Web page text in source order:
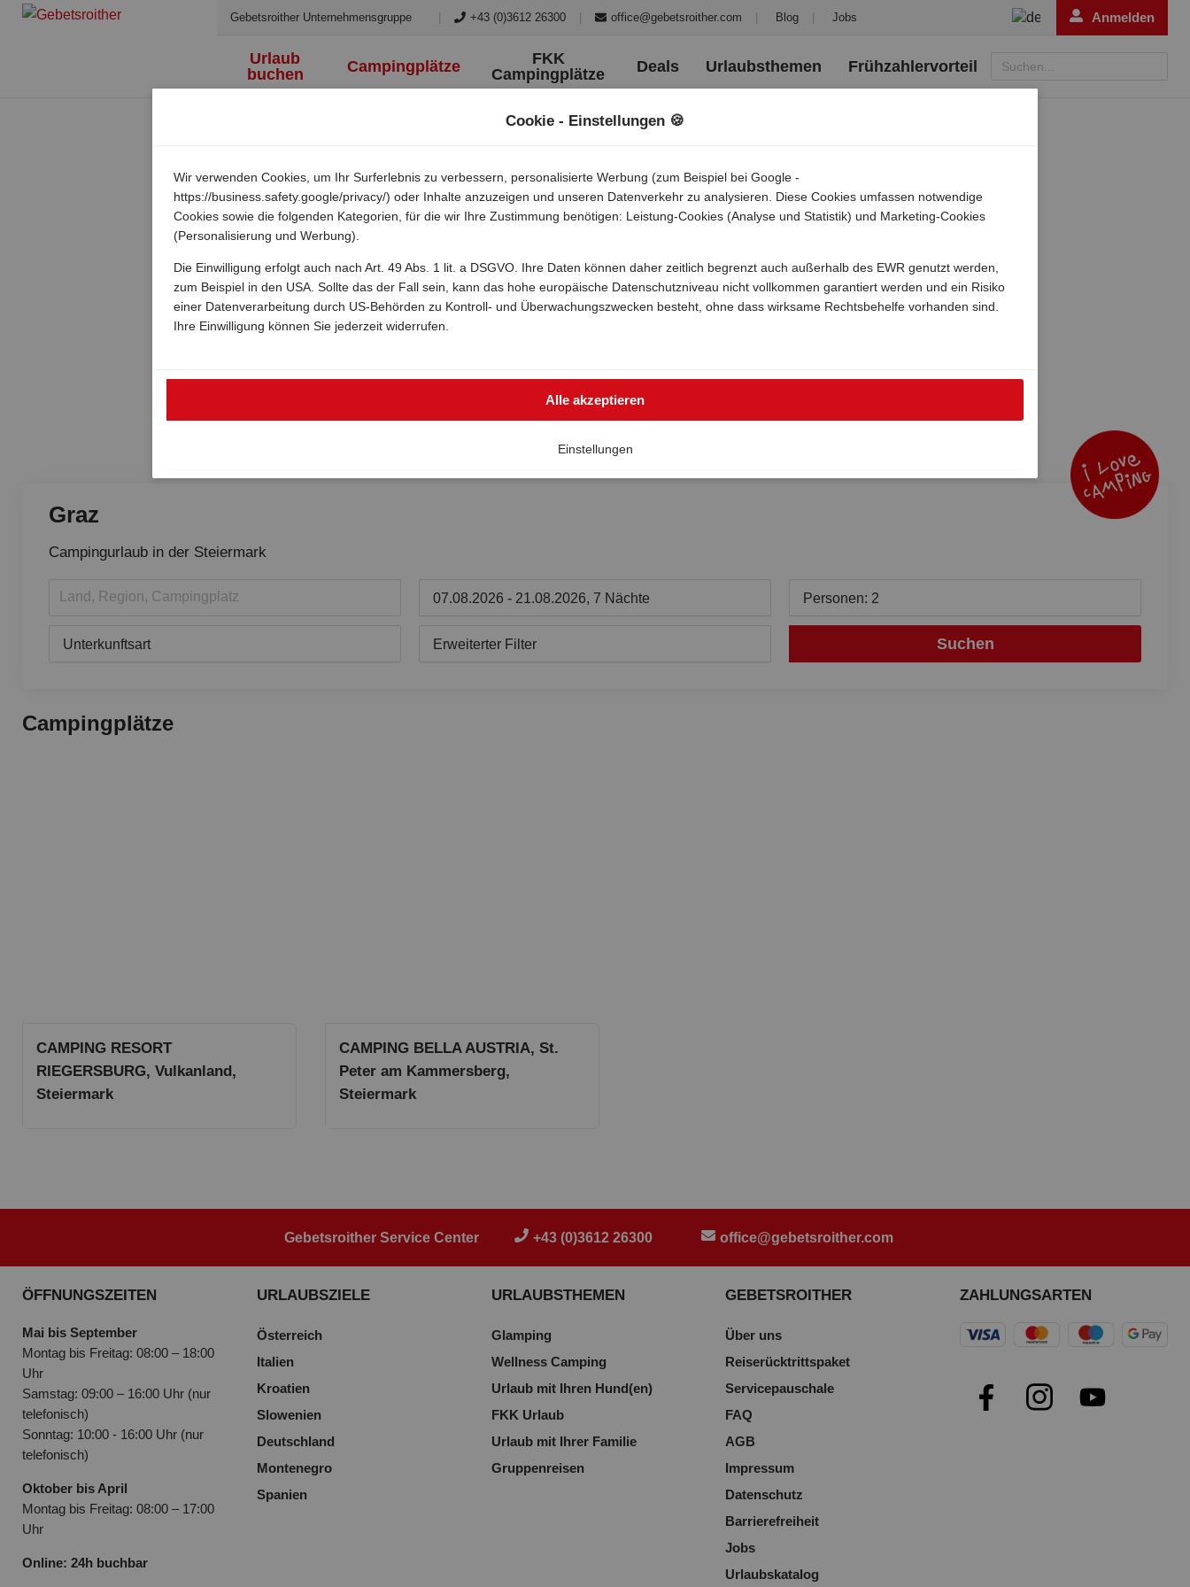
Gebetsroither Unternehmensgruppe | +43 (0)3612 26300 | office@gebetsroither.com | Blog | Jobs Anmelden
Urlaub
buchen
Campingplätze
FKK
Campingplätze
Deals Urlaubsthemen Frühzahlervorteil Suchen...
Graz
Campingurlaub in der Steiermark
Land, Region, Campingplatz 07.08.2026 - 21.08.2026, 7 Nächte Personen: 2
Unterkunftsart Erweiterter Filter Suchen
Campingplätze
CAMPING RESORT
RIEGERSBURG, Vulkanland,
Steiermark
CAMPING BELLA AUSTRIA, St.
Peter am Kammersberg,
Steiermark
Gebetsroither Service Center +43 (0)3612 26300 office@gebetsroither.com
ÖFFNUNGSZEITEN
Mai bis September
Montag bis Freitag: 08:00 – 18:00
Uhr
Samstag: 09:00 – 16:00 Uhr (nur
telefonisch)
Sonntag: 10:00 - 16:00 Uhr (nur
telefonisch)
Oktober bis April
Montag bis Freitag: 08:00 – 17:00
Uhr
Online: 24h buchbar
URLAUBSZIELE
Österreich
Italien
Kroatien
Slowenien
Deutschland
Montenegro
Spanien
URLAUBSTHEMEN
Glamping
Wellness Camping
Urlaub mit Ihren Hund(en)
FKK Urlaub
Urlaub mit Ihrer Familie
Gruppenreisen
GEBETSROITHER
Über uns
Reiserücktrittspaket
Servicepauschale
FAQ
AGB
Impressum
Datenschutz
Barrierefreiheit
Jobs
Urlaubskatalog
ZAHLUNGSARTEN
Cookie - Einstellungen 🍪
Wir verwenden Cookies, um Ihr Surferlebnis zu verbessern, personalisierte Werbung (zum Beispiel bei Google -
https://business.safety.google/privacy/) oder Inhalte anzuzeigen und unseren Datenverkehr zu analysieren. Diese Cookies umfassen notwendige
Cookies sowie die folgenden Kategorien, für die wir Ihre Zustimmung benötigen: Leistung-Cookies (Analyse und Statistik) und Marketing-Cookies
(Personalisierung und Werbung).
Die Einwilligung erfolgt auch nach Art. 49 Abs. 1 lit. a DSGVO. Ihre Daten können daher zeitlich begrenzt auch außerhalb des EWR genutzt werden,
zum Beispiel in den USA. Sollte das der Fall sein, kann das hohe europäische Datenschutzniveau nicht vollkommen garantiert werden und ein Risiko
einer Datenverarbeitung durch US-Behörden zu Kontroll- und Überwachungszwecken besteht, ohne dass wirksame Rechtsbehelfe vorhanden sind.
Ihre Einwilligung können Sie jederzeit widerrufen.
Einstellungen
Alle akzeptieren